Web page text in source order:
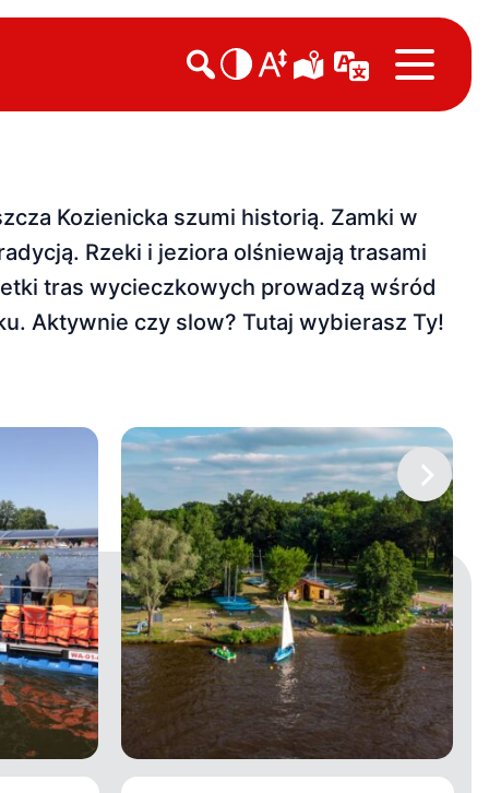

Kozienicka szumi historią. Zamki w
Rzeki i jeziora olśniewają trasami
tras wycieczkowych prowadzą wśród
Aktywnie czy slow? Tutaj wybierasz Ty!